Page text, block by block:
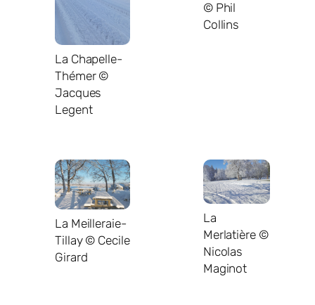
La Chapelle-
Thémer ©
Jacques
Legent
© Phil
Collins
La Meilleraie-
Tillay © Cecile
Girard
La
Merlatière ©
Nicolas
Maginot